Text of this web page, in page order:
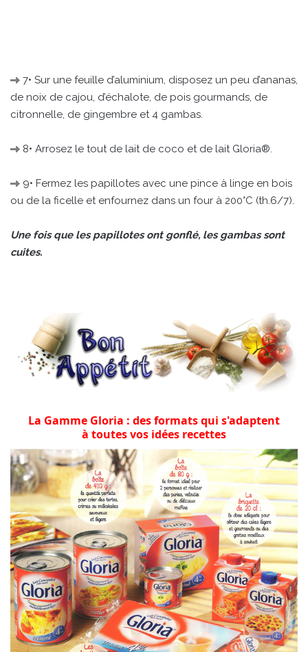
7• Sur une feuille d’aluminium, disposez un peu d’ananas,
de noix de cajou, d’échalote, de pois gourmands, de
citronnelle, de gingembre et 4 gambas.
8• Arrosez le tout de lait de coco et de lait Gloria®.
9• Fermez les papillotes avec une pince à linge en bois
ou de la ficelle et enfournez dans un four à 200°C (th.6/7).
Une fois que les papillotes ont gonflé, les gambas sont
cuites.
La Gamme Gloria : des formats qui s'adaptent
à toutes vos idées recettes